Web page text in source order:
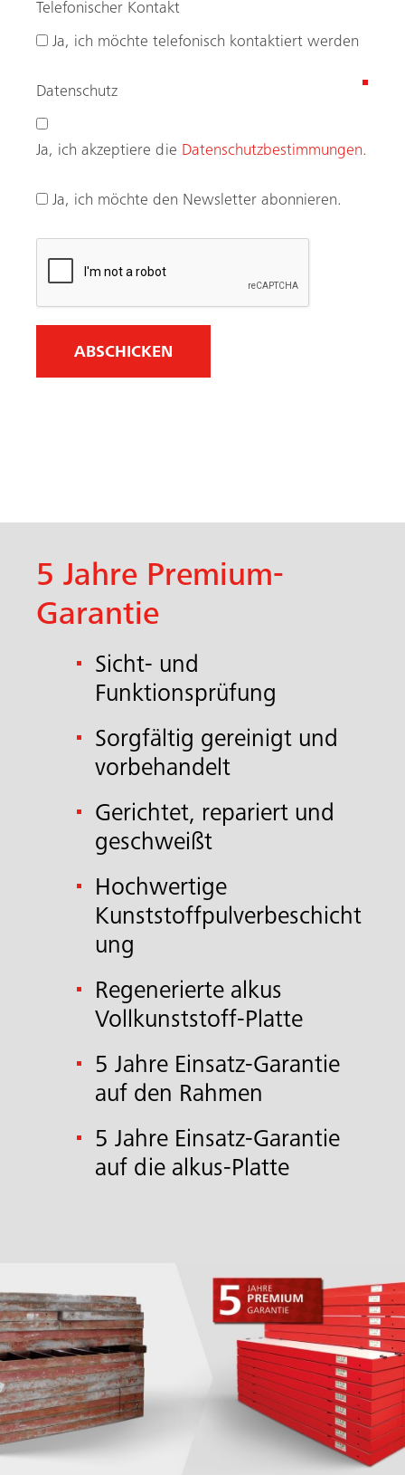
Telefonischer Kontakt
Ja, ich möchte telefonisch kontaktiert werden
Datenschutz
r
o
d
e
Ja, ich akzeptiere die Datenschutzbestimmungen.
Ja, ich möchte den Newsletter abonnieren.
5 Jahre Premium-
Garantie
Sicht- und
Funktionsprüfung
Sorgfältig gereinigt und
vorbehandelt
Gerichtet, repariert und
geschweißt
Hochwertige
Kunststoffpulverbeschicht
ung
Regenerierte alkus
Vollkunststoff-Platte
5 Jahre Einsatz-Garantie
auf den Rahmen
5 Jahre Einsatz-Garantie
auf die alkus-Platte